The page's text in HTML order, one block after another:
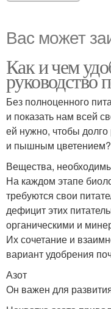
Вас может
Как и чем
руководство
Без полноценного
и показать нам всей
ей нужно, чтобы
и пышным цветением?
Вещества,
На каждом этапе
требуются свои
дефицит этих
органическими и
Их сочетание и
вариант удобрения
Азот
Он важен для